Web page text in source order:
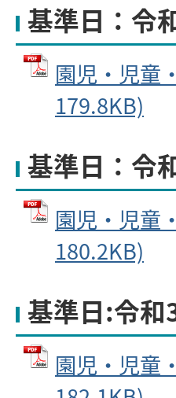
基準日：令
園児・児童
179.8KB)
基準日：令
園児・児童
180.2KB)
基準日:令和
園児・児童